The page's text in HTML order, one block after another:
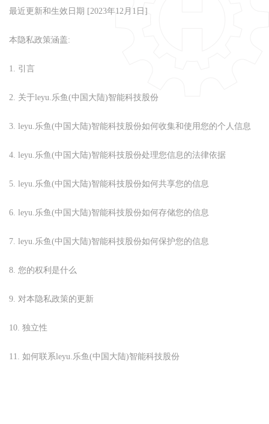
最近更新和生效日期 [2023年12月 1 日 ]
本隐私政策涵盖:
1. 引言
2. 关于leyu.乐鱼(中国大陆)智能科技股份
3. leyu.乐鱼(中国大陆)智能科技股份如何收集和使用您的个人信息
4. leyu.乐鱼(中国大陆)智能科技股份处理您信息的法律依据
5. leyu.乐鱼(中国大陆)智能科技股份如何共享您的信息
6. leyu.乐鱼(中国大陆)智能科技股份如何存储您的信息
7. leyu.乐鱼(中国大陆)智能科技股份如何保护您的信息
8. 您的权利是什么
9. 对本隐私政策的更新
10. 独立性
11. 如何联系leyu.乐鱼(中国大陆)智能科技股份